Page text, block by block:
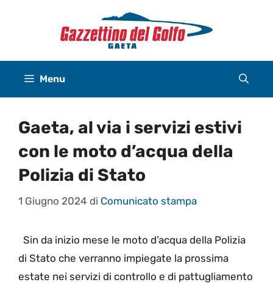
Menu
Gaeta, al via i servizi estivi
con le moto d’acqua della
Polizia di Stato
1 Giugno 2024 di Comunicato stampa
Sin da inizio mese le moto d’acqua della Polizia
di Stato che verranno impiegate la prossima
estate nei servizi di controllo e di pattugliamento